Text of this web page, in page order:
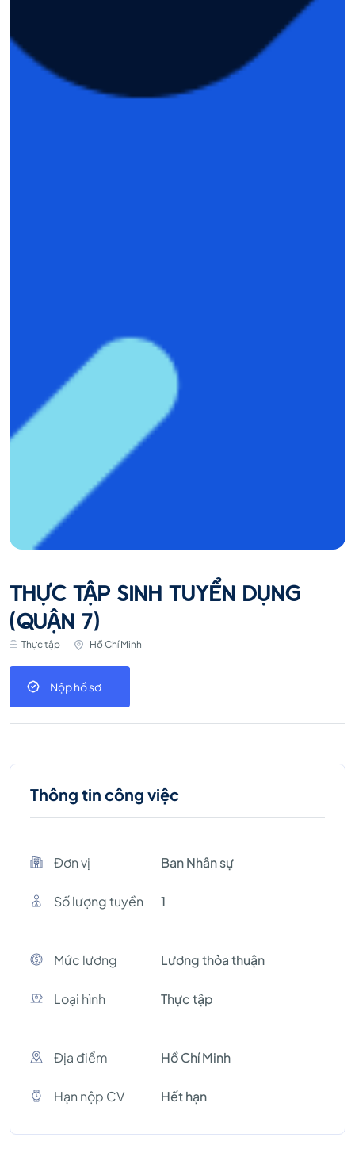
THỰC TẬP SINH TUYỂN DỤNG
(QUẬN 7)
Thực tập Hồ Chí Minh
Nộp hồ sơ
Thông tin công việc
Đơn vị Ban Nhân sự
Số lượng tuyền 1
Mức lương Lương thỏa thuận
Loại hình Thực tập
Địa điểm Hồ Chí Minh
Hạn nộp CV Hết hạn